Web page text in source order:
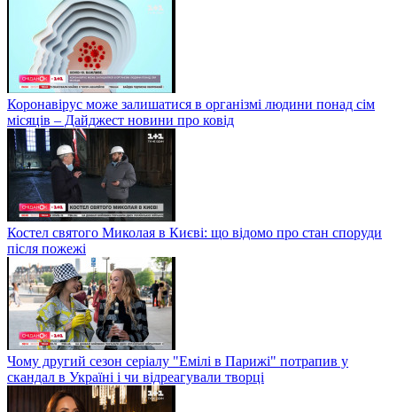
Коронавірус може залишатися в організмі людини понад сім
місяців – Дайджест новини про ковід
Костел святого Миколая в Києві: що відомо про стан споруди
після пожежі
Чому другий сезон серіалу "Емілі в Парижі" потрапив у
скандал в Україні і чи відреагували творці